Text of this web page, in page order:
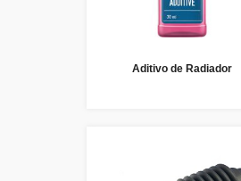
Aditivo de Radiador